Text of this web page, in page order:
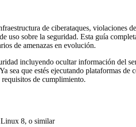
de ciberataques, violaciones
uso sobre la seguridad. Esta guía
de amenazas en evolución.
incluyendo ocultar información del
sea que estés ejecutando plataformas
de cumplimiento.
8, o similar